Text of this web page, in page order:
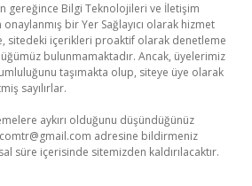
gereğince Bilgi Teknolojileri ve İletişim
bir Yer Sağlayıcı olarak hizmet
sitedeki içerikleri proaktif olarak denetleme
bulunmamaktadır. Ancak, üyelerimiz
taşımakta olup, siteye üye olarak
sayılırlar.
aykırı olduğunu düşündüğünüz
adresine bildirmeniz
süre içerisinde sitemizden kaldırılacaktır.